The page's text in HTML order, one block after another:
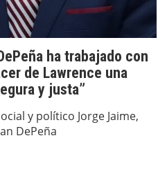
ha trabajado con
de Lawrence una
y justa”
y político Jorge Jaime,
DePeña